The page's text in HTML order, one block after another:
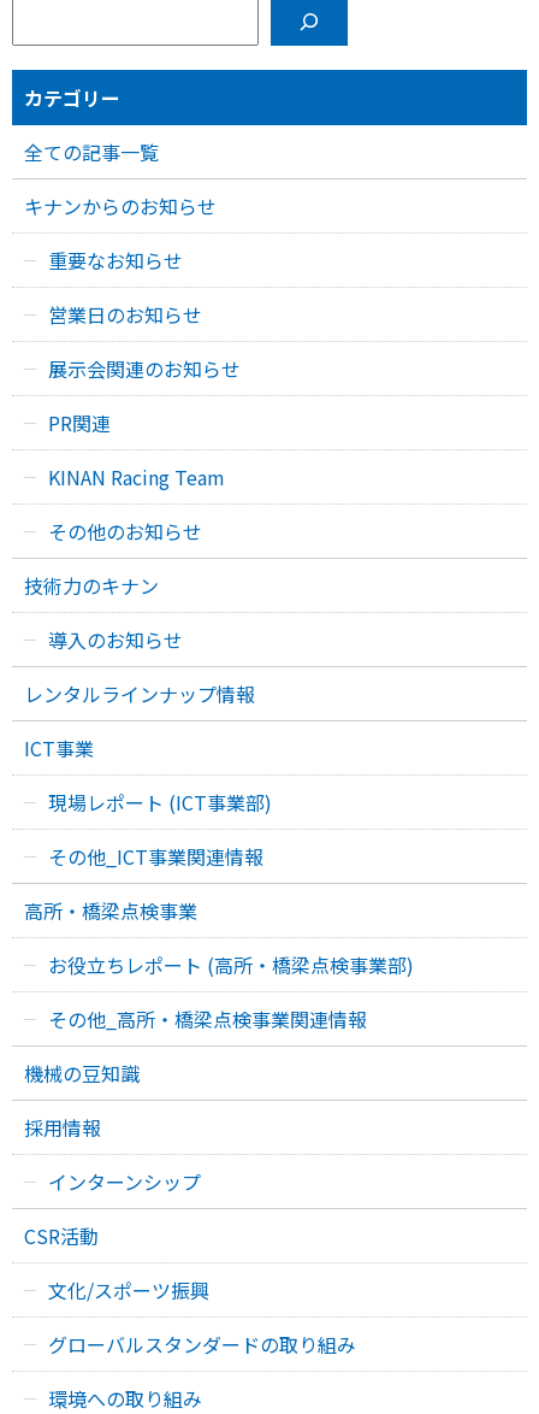
カテゴリー
全ての記事一覧
キナンからのお知らせ
重要なお知らせ
営業日のお知らせ
展示会関連のお知らせ
PR関連
KINAN Racing Team
その他のお知らせ
技術力のキナン
導入のお知らせ
レンタルラインナップ情報
ICT事業
現場レポート (ICT事業部)
その他_ICT事業関連情報
高所・橋梁点検事業
お役立ちレポート (高所・橋梁点検事業部)
その他_高所・橋梁点検事業関連情報
機械の豆知識
採用情報
インターンシップ
CSR活動
文化/スポーツ振興
グローバルスタンダードの取り組み
環境への取り組み